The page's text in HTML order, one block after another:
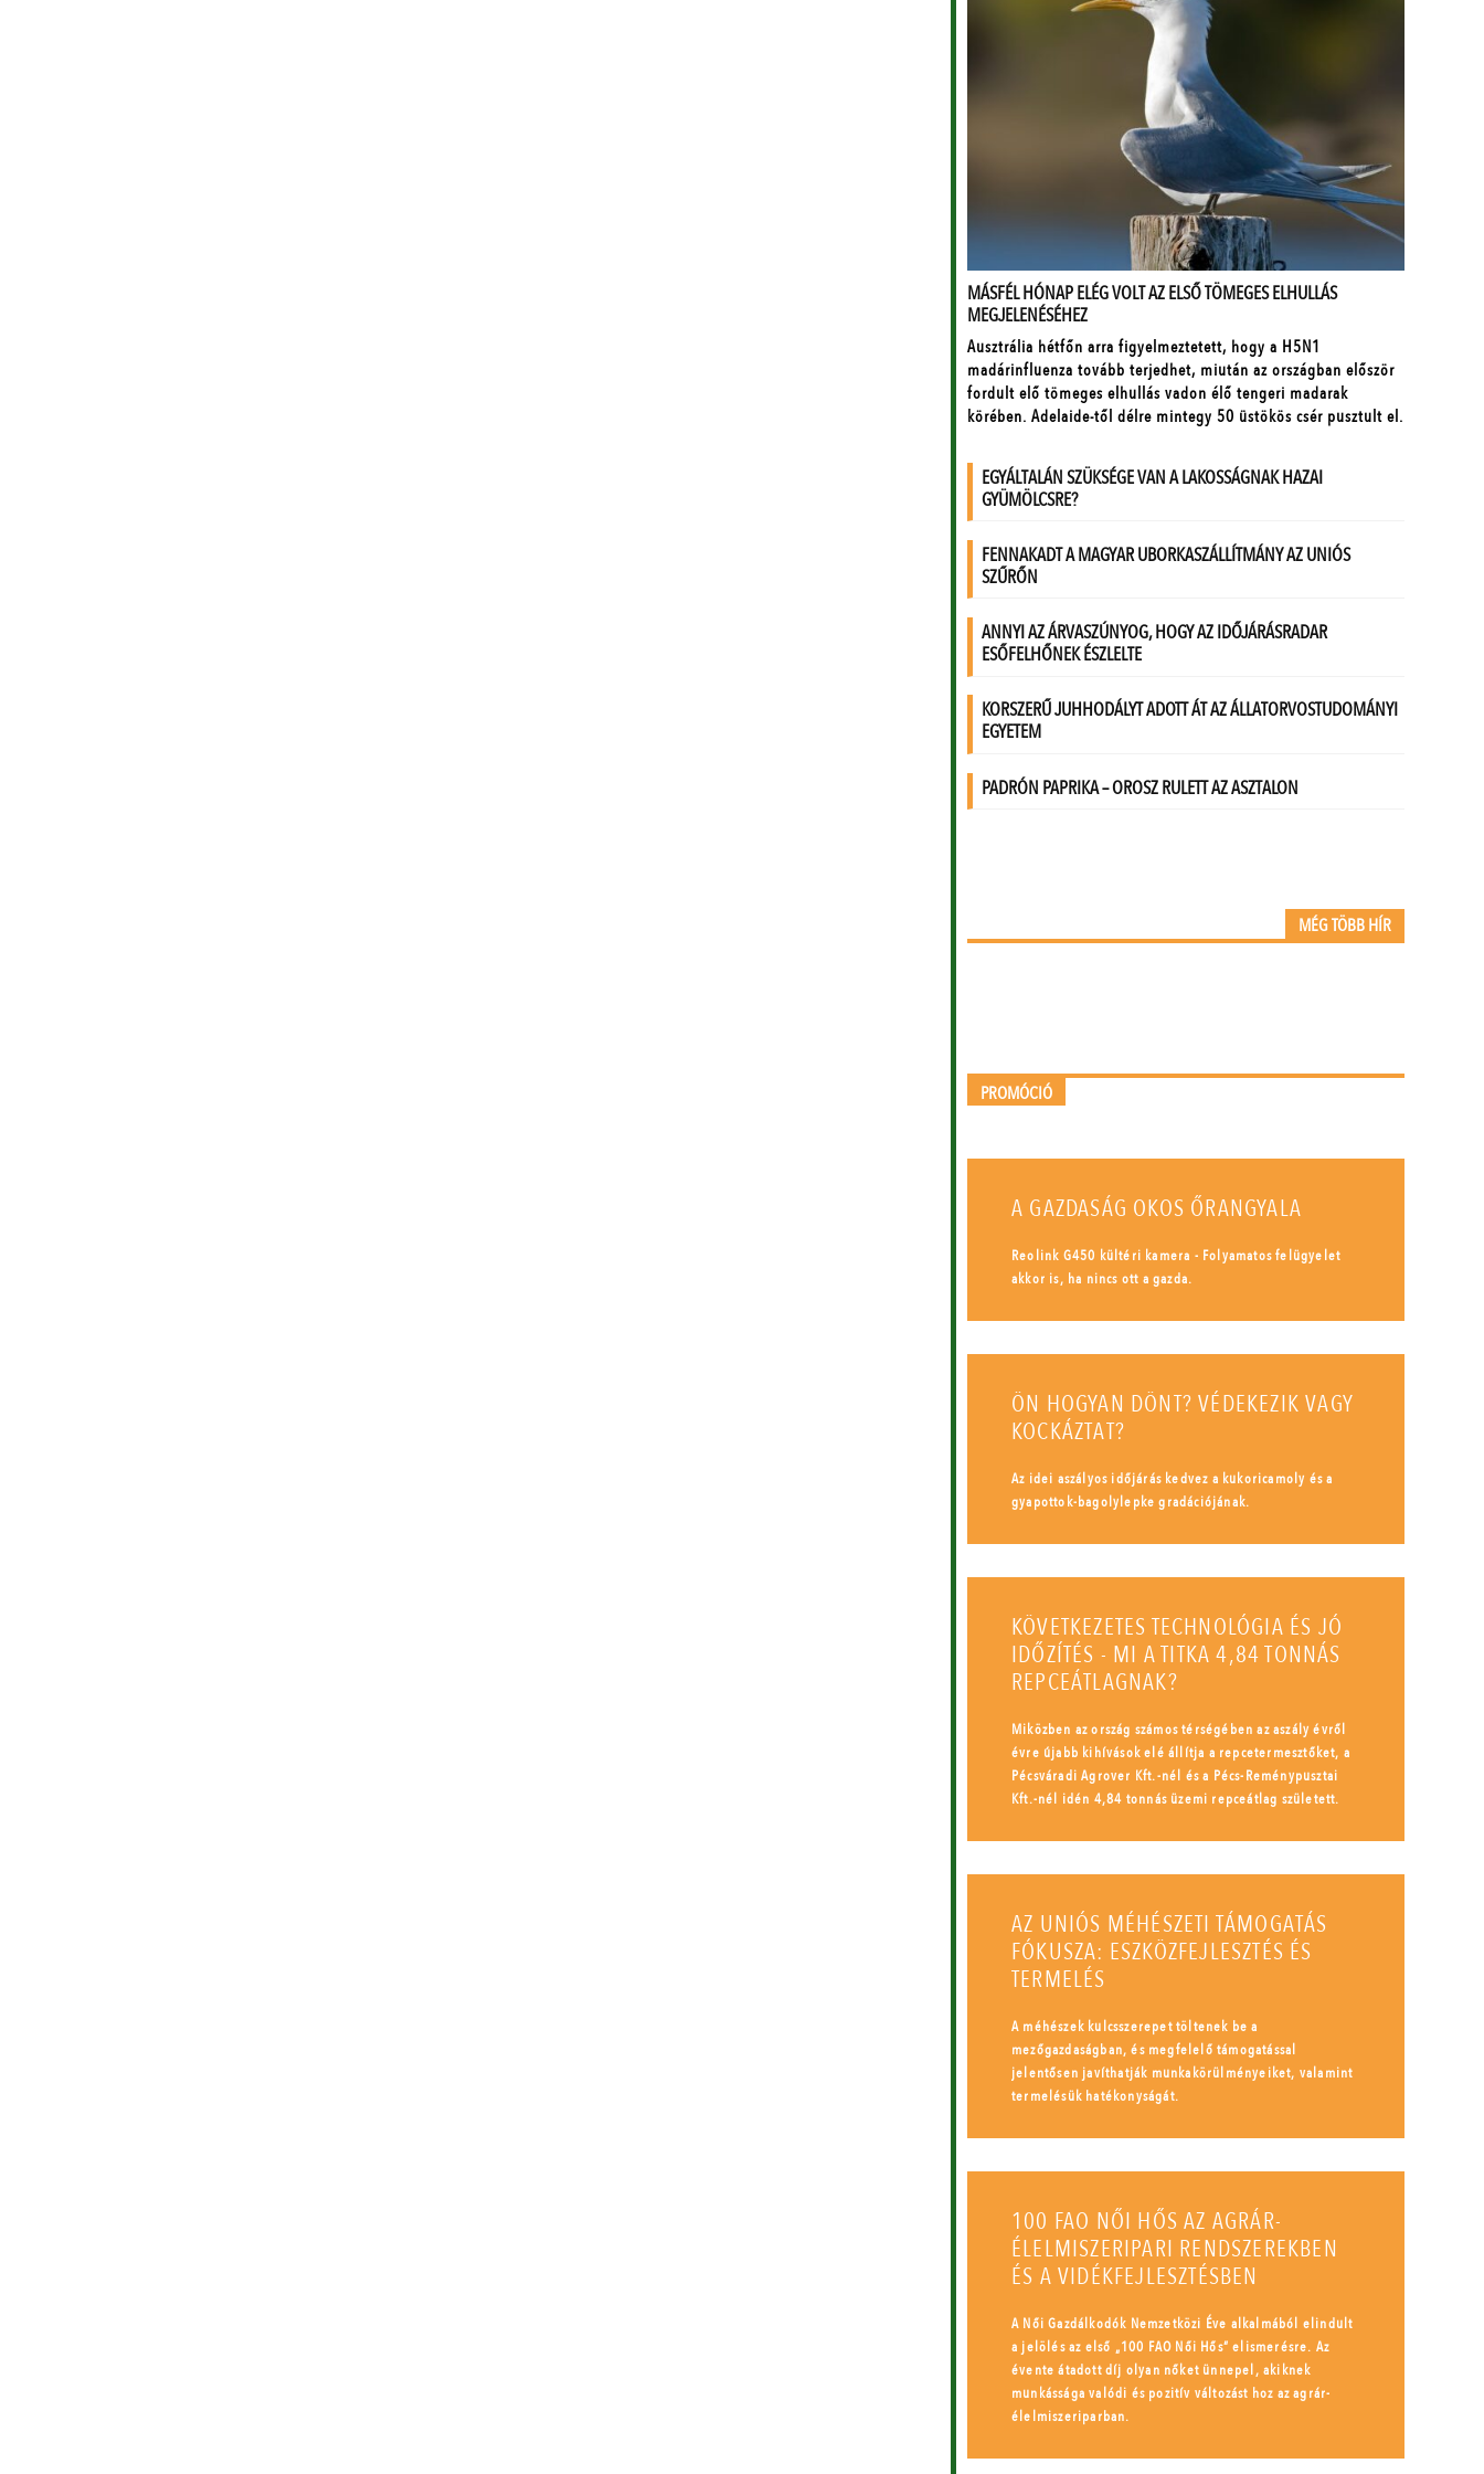
MÉG TÖBB HÍR
PROMÓCIÓ
A GAZDASÁG OKOS ŐRANGYALA
Reolink G450 kültéri kamera - Folyamatos felügyelet
akkor is, ha nincs ott a gazda.
ÖN HOGYAN DÖNT? VÉDEKEZIK VAGY
KOCKÁZTAT?
Az idei aszályos időjárás kedvez a kukoricamoly és a
gyapottok-bagolylepke gradációjának.
KÖVETKEZETES TECHNOLÓGIA ÉS JÓ
IDŐZÍTÉS - MI A TITKA 4,84 TONNÁS
REPCEÁTLAGNAK?
Miközben az ország számos térségében az aszály évről
évre újabb kihívások elé állítja a repcetermesztőket, a
Pécsváradi Agrover Kft.-nél és a Pécs-Reménypusztai
Kft.-nél idén 4,84 tonnás üzemi repceátlag született.
AZ UNIÓS MÉHÉSZETI TÁMOGATÁS
FÓKUSZA: ESZKÖZFEJLESZTÉS ÉS
TERMELÉS
A méhészek kulcsszerepet töltenek be a
mezőgazdaságban, és megfelelő támogatással
jelentősen javíthatják munkakörülményeiket, valamint
termelésük hatékonyságát.
100 FAO NŐI HŐS AZ AGRÁR-
ÉLELMISZERIPARI RENDSZEREKBEN
ÉS A VIDÉKFEJLESZTÉSBEN
A Női Gazdálkodók Nemzetközi Éve alkalmából elindult
a jelölés az első „100 FAO Női Hős” elismerésre. Az
évente átadott díj olyan nőket ünnepel, akiknek
munkássága valódi és pozitív változást hoz az agrár-
élelmiszeriparban.